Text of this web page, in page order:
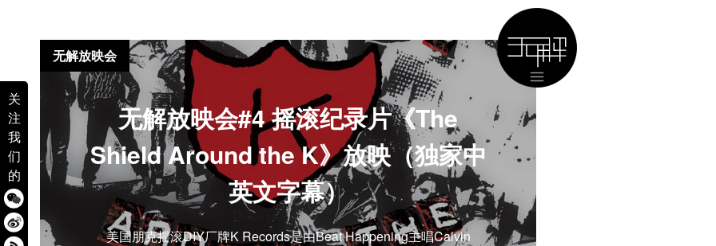
关
注
我
们
的
无解放映会#4 摇滚纪录片《The
Shield Around the K》放映（独家中
英文字幕）
美国朋克摇滚DIY厂牌K Records是由Beat Happening主唱Calvin
无解放映会